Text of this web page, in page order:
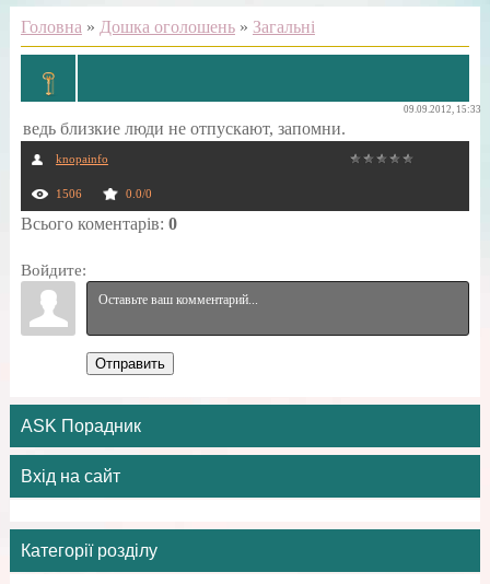
Головна » Дошка оголошень» Загальні
09.09.2012, 15:33
ведь близкие люди не отпускают, запомни.
knopainfo
1506 0.0/0
Всього коментарів: 0
Войдите:
Отправить
ASK Порадник
Вхід на сайт
Категорії розділу